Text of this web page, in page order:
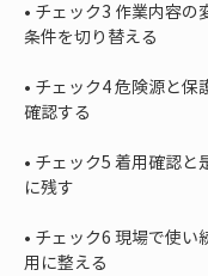
• チェック3 作業内容の
• チェック4 危険源と保
• チェック5 着用確認と
• チェック6 現場で使い